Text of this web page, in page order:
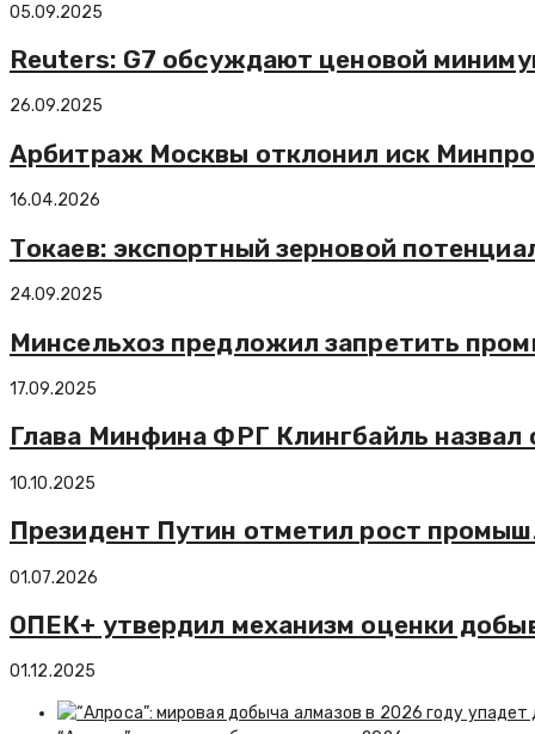
05.09.2025
Reuters: G7 обсуждают ценовой
26.09.2025
Арбитраж Москвы отклонил иск
16.04.2026
Токаев: экспортный зерновой
24.09.2025
Минсельхоз предложил запретить
17.09.2025
Глава Минфина ФРГ Клингбайль
10.10.2025
Президент Путин отметил рост
01.07.2026
ОПЕК+ утвердил механизм оценки
01.12.2025